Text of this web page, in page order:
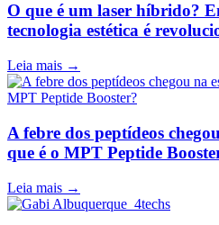
O que é um laser híbrido?
tecnologia estética é
Leia mais →
A febre dos peptídeos
que é o MPT Peptide
Leia mais →